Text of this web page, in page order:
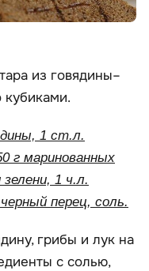
из говядины–
1 ст.л.
г маринованных
1 ч.л.
перец, соль.
грибы и лук на
с солью,